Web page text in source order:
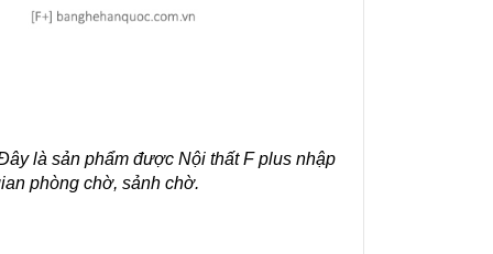
là sản phẩm được Nội thất F plus nhập
phòng chờ, sảnh chờ.